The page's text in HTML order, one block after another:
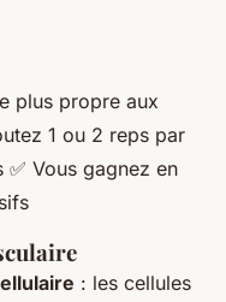
plus propre aux
1 ou 2 reps par
Vous gagnez en
: les cellules